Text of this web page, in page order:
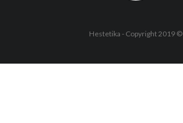
Hestetika - Copyright 2019 ©